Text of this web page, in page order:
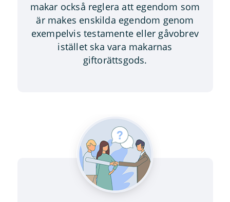
makar också reglera att egendom som
är makes enskilda egendom genom
exempelvis testamente eller gåvobrev
istället ska vara makarnas
giftorättsgods.